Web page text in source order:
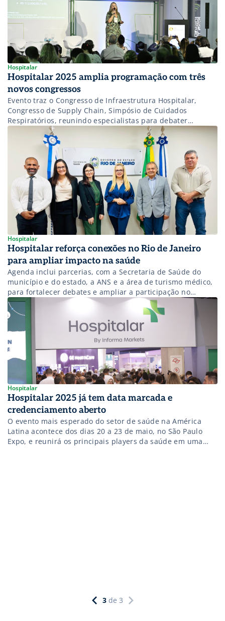
Hospitalar
Hospitalar 2025 amplia programação com três
novos congressos
Evento traz o Congresso de Infraestrutura Hospitalar,
Congresso de Supply Chain, Simpósio de Cuidados
Respiratórios, reunindo especialistas para debater
inovação e desafios do setor.
Hospitalar
Hospitalar reforça conexões no Rio de Janeiro
para ampliar impacto na saúde
Agenda inclui parcerias, com a Secretaria de Saúde do
município e do estado, a ANS e a área de turismo médico,
para fortalecer debates e ampliar a participação no
evento.
Hospitalar
Hospitalar 2025 já tem data marcada e
credenciamento aberto
O evento mais esperado do setor de saúde na América
Latina acontece dos dias 20 a 23 de maio, no São Paulo
Expo, e reunirá os principais players da saúde em uma
3 de 3